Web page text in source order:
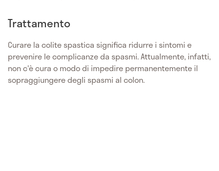
Trattamento
Curare la colite spastica significa ridurre i sintomi e
prevenire le complicanze da spasmi. Attualmente, infatti,
non c'è cura o modo di impedire permanentemente il
sopraggiungere degli spasmi al colon.